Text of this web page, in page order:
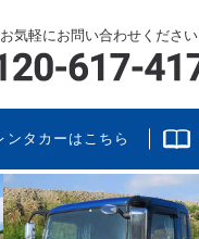
気軽にお問い合わせください
ンタカーはこちら